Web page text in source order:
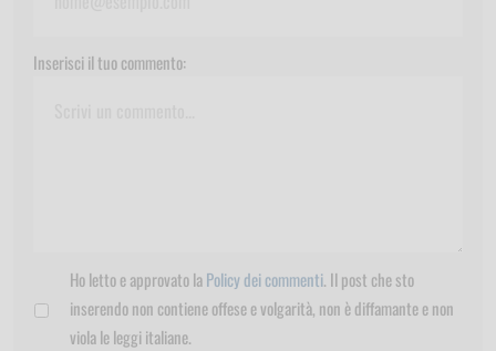
Inserisci il tuo commento:
Ho letto e approvato laPolicy dei commenti. Il post che sto
inserendo non contiene offese e volgarità, non è diffamante e non
viola le leggi italiane.